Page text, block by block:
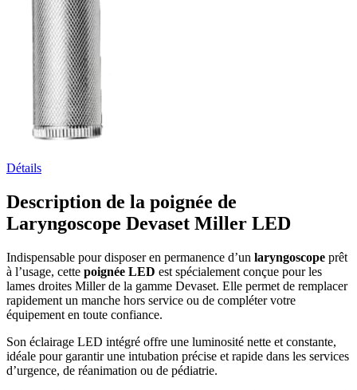
Détails
Description de la poignée de
Laryngoscope Devaset Miller LED
Indispensable pour disposer en permanence d’un laryngoscope prêt
à l’usage, cette poignée LED est spécialement conçue pour les
lames droites Miller de la gamme Devaset. Elle permet de remplacer
rapidement un manche hors service ou de compléter votre
équipement en toute confiance.
Son éclairage LED intégré offre une luminosité nette et constante,
idéale pour garantir une intubation précise et rapide dans les services
d’urgence, de réanimation ou de pédiatrie.